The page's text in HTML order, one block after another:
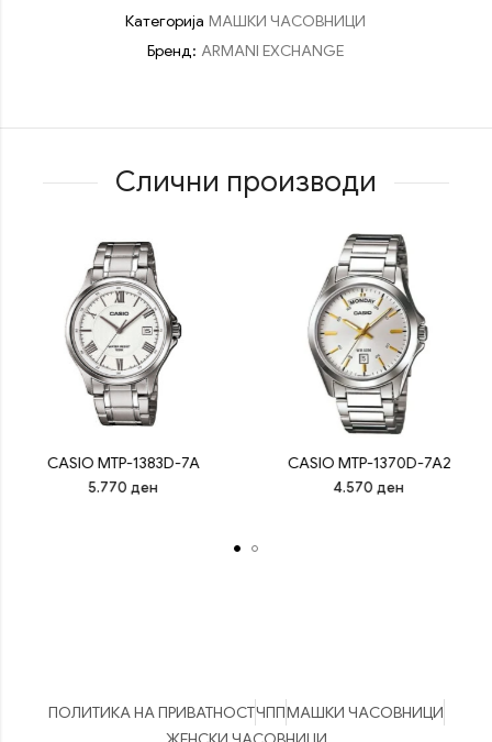
Категорија МАШКИ ЧАСОВНИЦИ
Бренд: ARMANI EXCHANGE
Слични производи
CASIO MTP-1383D-7A
5.770 ден
CASIO MTP-1370D-7A2
4.570 ден
ПОЛИТИКА НА ПРИВАТНОСТЧППМАШКИ ЧАСОВНИЦИ